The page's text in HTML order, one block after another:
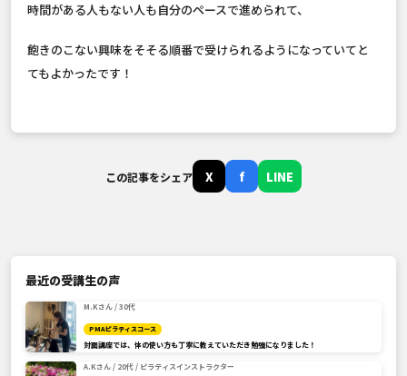
時間がある人もない人も自分のペースで進められて、
飽きのこない興味をそそる順番で受けられるようになっていてと
てもよかったです！
この記事をシェア X f LINE
最近の受講生の声
M.Kさん / 30代
PMAピラティスコース
対面講座では、体の使い方も丁寧に教えていただき勉強になりました！
A.Kさん / 20代 / ピラティスインストラクター